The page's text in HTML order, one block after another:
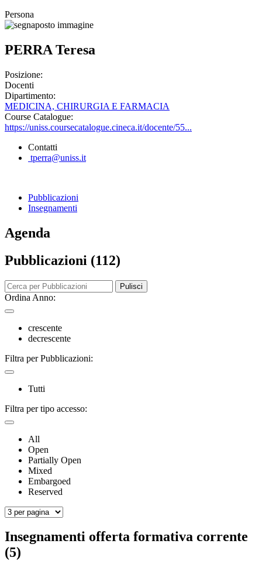
Persona
PERRA Teresa
Posizione:
Docenti
Dipartimento:
MEDICINA, CHIRURGIA E FARMACIA
Course Catalogue:
https://uniss.coursecatalogue.cineca.it/docente/55...
Contatti
tperra@uniss.it
Pubblicazioni
Insegnamenti
Agenda
Pubblicazioni (112)
Pulisci
Ordina Anno:
crescente
decrescente
Filtra per Pubblicazioni:
Tutti
Filtra per tipo accesso:
All
Open
Partially Open
Mixed
Embargoed
Reserved
Insegnamenti offerta formativa corrente
(5)